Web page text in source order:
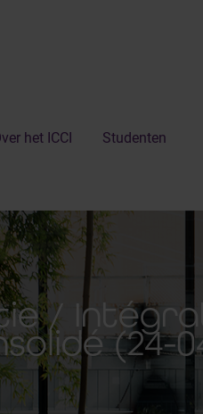
het ICCI Studenten
/
(24-